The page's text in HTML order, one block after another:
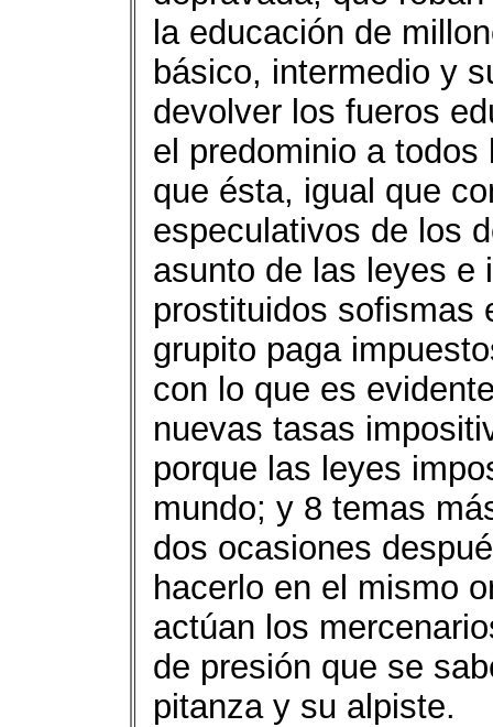
la educación de
básico, intermedio y
devolver los fueros
el predominio a
que ésta, igual que
especulativos de los
asunto de las leyes e
prostituidos sofismas
grupito paga
con lo que es
nuevas tasas
porque las leyes
mundo; y 8 temas
dos ocasiones
hacerlo en el mismo
actúan los
de presión que se
pitanza y su alpiste.